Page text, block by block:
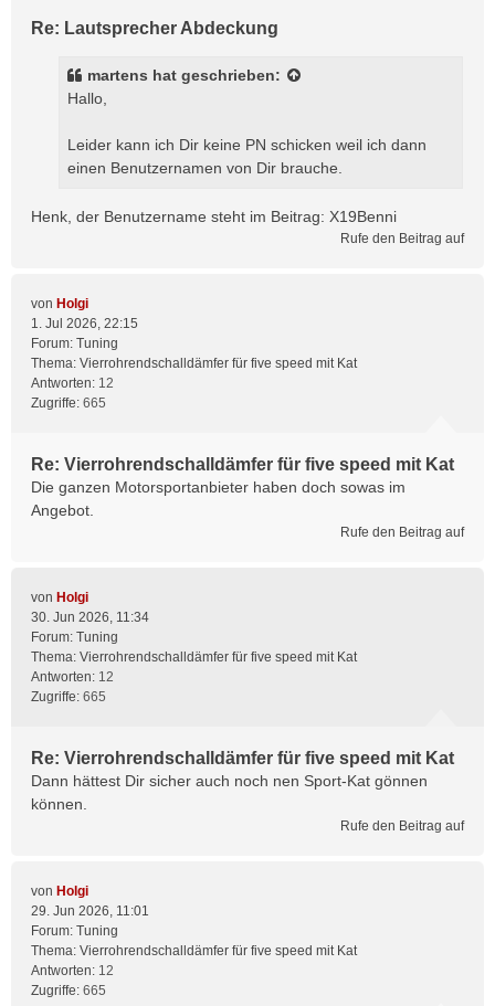
Re: Lautsprecher Abdeckung
martens hat geschrieben:
Hallo,
Leider kann ich Dir keine PN schicken weil ich dann
einen Benutzernamen von Dir brauche.
Henk, der Benutzername steht im Beitrag: X19Benni
Rufe den Beitrag auf
von Holgi
1. Jul 2026, 22:15
Forum: Tuning
Thema: Vierrohrendschalldämfer für five speed mit Kat
Antworten: 12
Zugriffe: 665
Re: Vierrohrendschalldämfer für five speed mit Kat
Die ganzen Motorsportanbieter haben doch sowas im
Angebot.
Rufe den Beitrag auf
von Holgi
30. Jun 2026, 11:34
Forum: Tuning
Thema: Vierrohrendschalldämfer für five speed mit Kat
Antworten: 12
Zugriffe: 665
Re: Vierrohrendschalldämfer für five speed mit Kat
Dann hättest Dir sicher auch noch nen Sport-Kat gönnen
können.
Rufe den Beitrag auf
von Holgi
29. Jun 2026, 11:01
Forum: Tuning
Thema: Vierrohrendschalldämfer für five speed mit Kat
Antworten: 12
Zugriffe: 665